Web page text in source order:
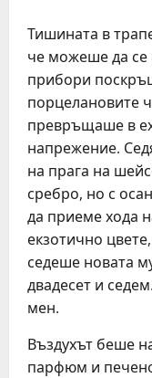
Тишината в
че можеше да
прибори
порцелановите
превръщаше в
напрежение.
на прага на
сребро, но с
да приеме хода
екзотично
седеше новата
двадесет и
мен.
Въздухът беше
парфюм и